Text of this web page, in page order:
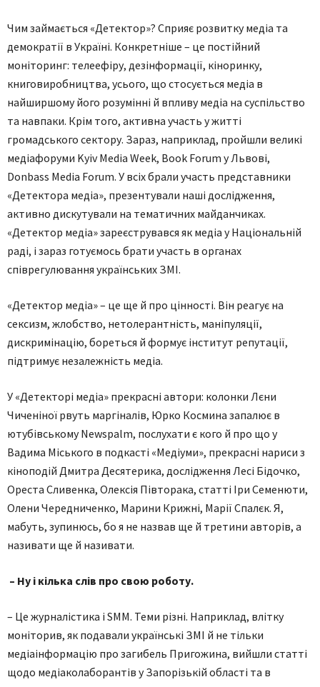
Чим займається «Детектор»? Сприяє розвитку медіа та
демократії в Україні. Конкретніше – це постійний
моніторинг: телеефіру, дезінформації, кіноринку,
книговиробництва, усього, що стосується медіа в
найширшому його розумінні й впливу медіа на суспільство
та навпаки. Крім того, активна участь у житті
громадського сектору. Зараз, наприклад, пройшли великі
медіафоруми Kyiv Media Week, Book Forum у Львові,
Donbass Media Forum. У всіх брали участь представники
«Детектора медіа», презентували наші дослідження,
активно дискутували на тематичних майданчиках.
«Детектор медіа» зареєструвався як медіа у Національній
раді, і зараз готуємось брати участь в органах
співрегулювання українських ЗМІ.
«Детектор медіа» – це ще й про цінності. Він реагує на
сексизм, жлобство, нетолерантність, маніпуляції,
дискримінацію, бореться й формує інститут репутації,
підтримує незалежність медіа.
У «Детекторі медіа» прекрасні автори: колонки Лєни
Чиченіної рвуть маргіналів, Юрко Космина запалює в
ютубівському Newspalm, послухати є кого й про що у
Вадима Міського в подкасті «Медіуми», прекрасні нариси з
кіноподій Дмитра Десятерика, дослідження Лесі Бідочко,
Ореста Сливенка, Олексія Півторака, статті Іри Семенюти,
Олени Чередниченко, Марини Крижні, Марії Спалєк. Я,
мабуть, зупинюсь, бо я не назвав ще й третини авторів, а
називати ще й називати.
– Ну і кілька слів про свою роботу.
– Це журналістика і SMM. Теми різні. Наприклад, влітку
моніторив, як подавали українські ЗМІ й не тільки
медіаінформацію про загибель Пригожина, вийшли статті
щодо медіаколаборантів у Запорізькій області та в